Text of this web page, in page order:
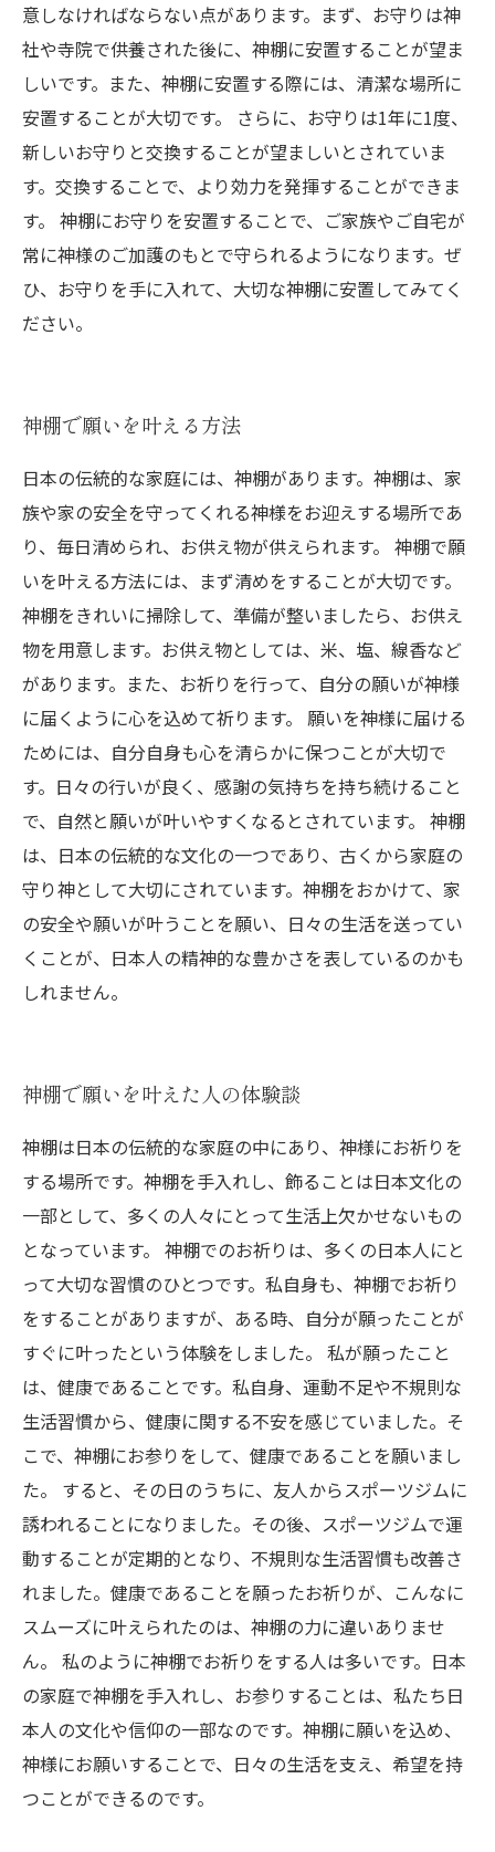
意しなければならない点があります。まず、お守りは神
社や寺院で供養された後に、神棚に安置することが望ま
しいです。また、神棚に安置する際には、清潔な場所に
安置することが大切です。 さらに、お守りは1年に1度、
新しいお守りと交換することが望ましいとされていま
す。交換することで、より効力を発揮することができま
す。 神棚にお守りを安置することで、ご家族やご自宅が
常に神様のご加護のもとで守られるようになります。ぜ
ひ、お守りを手に入れて、大切な神棚に安置してみてく
ださい。
神棚で願いを叶える方法
日本の伝統的な家庭には、神棚があります。神棚は、家
族や家の安全を守ってくれる神様をお迎えする場所であ
り、毎日清められ、お供え物が供えられます。 神棚で願
いを叶える方法には、まず清めをすることが大切です。
神棚をきれいに掃除して、準備が整いましたら、お供え
物を用意します。お供え物としては、米、塩、線香など
があります。また、お祈りを行って、自分の願いが神様
に届くように心を込めて祈ります。 願いを神様に届ける
ためには、自分自身も心を清らかに保つことが大切で
す。日々の行いが良く、感謝の気持ちを持ち続けること
で、自然と願いが叶いやすくなるとされています。 神棚
は、日本の伝統的な文化の一つであり、古くから家庭の
守り神として大切にされています。神棚をおかけて、家
の安全や願いが叶うことを願い、日々の生活を送ってい
くことが、日本人の精神的な豊かさを表しているのかも
しれません。
神棚で願いを叶えた人の体験談
神棚は日本の伝統的な家庭の中にあり、神様にお祈りを
する場所です。神棚を手入れし、飾ることは日本文化の
一部として、多くの人々にとって生活上欠かせないもの
となっています。 神棚でのお祈りは、多くの日本人にと
って大切な習慣のひとつです。私自身も、神棚でお祈り
をすることがありますが、ある時、自分が願ったことが
すぐに叶ったという体験をしました。 私が願ったこと
は、健康であることです。私自身、運動不足や不規則な
生活習慣から、健康に関する不安を感じていました。そ
こで、神棚にお参りをして、健康であることを願いまし
た。 すると、その日のうちに、友人からスポーツジムに
誘われることになりました。その後、スポーツジムで運
動することが定期的となり、不規則な生活習慣も改善さ
れました。健康であることを願ったお祈りが、こんなに
スムーズに叶えられたのは、神棚の力に違いありませ
ん。 私のように神棚でお祈りをする人は多いです。日本
の家庭で神棚を手入れし、お参りすることは、私たち日
本人の文化や信仰の一部なのです。神棚に願いを込め、
神様にお願いすることで、日々の生活を支え、希望を持
つことができるのです。